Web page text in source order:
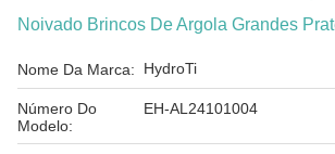
Noivado Brincos De Argola Grandes
Nome Da Marca: HydroTi
Número Do
Modelo:
EH-AL24101004